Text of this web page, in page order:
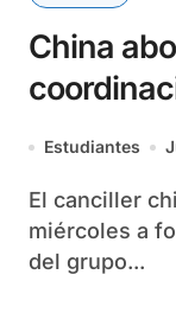
China
Estudiantes
El canciller chino, Wang Yi, instó este
miércoles a
del grupo...